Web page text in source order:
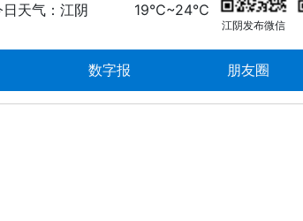
日天气：江阴 19℃~24℃
江阴发布微信
数字报 朋友圈